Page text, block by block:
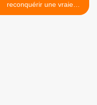
reconquérir une vraie
politique salariale >